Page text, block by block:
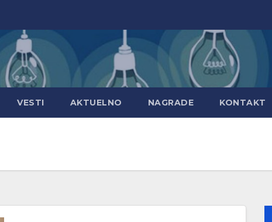
VESTI AKTUELNO NAGRADE KONTAKT